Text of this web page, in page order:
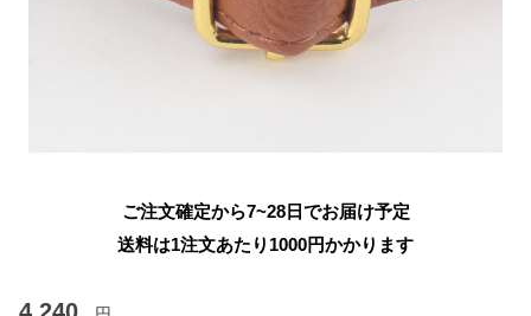
ご注文確定から7~28日でお届け予定
送料は1注文あたり 1000円かかります